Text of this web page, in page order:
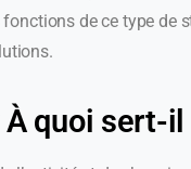
de ce type de
quoi sert-il